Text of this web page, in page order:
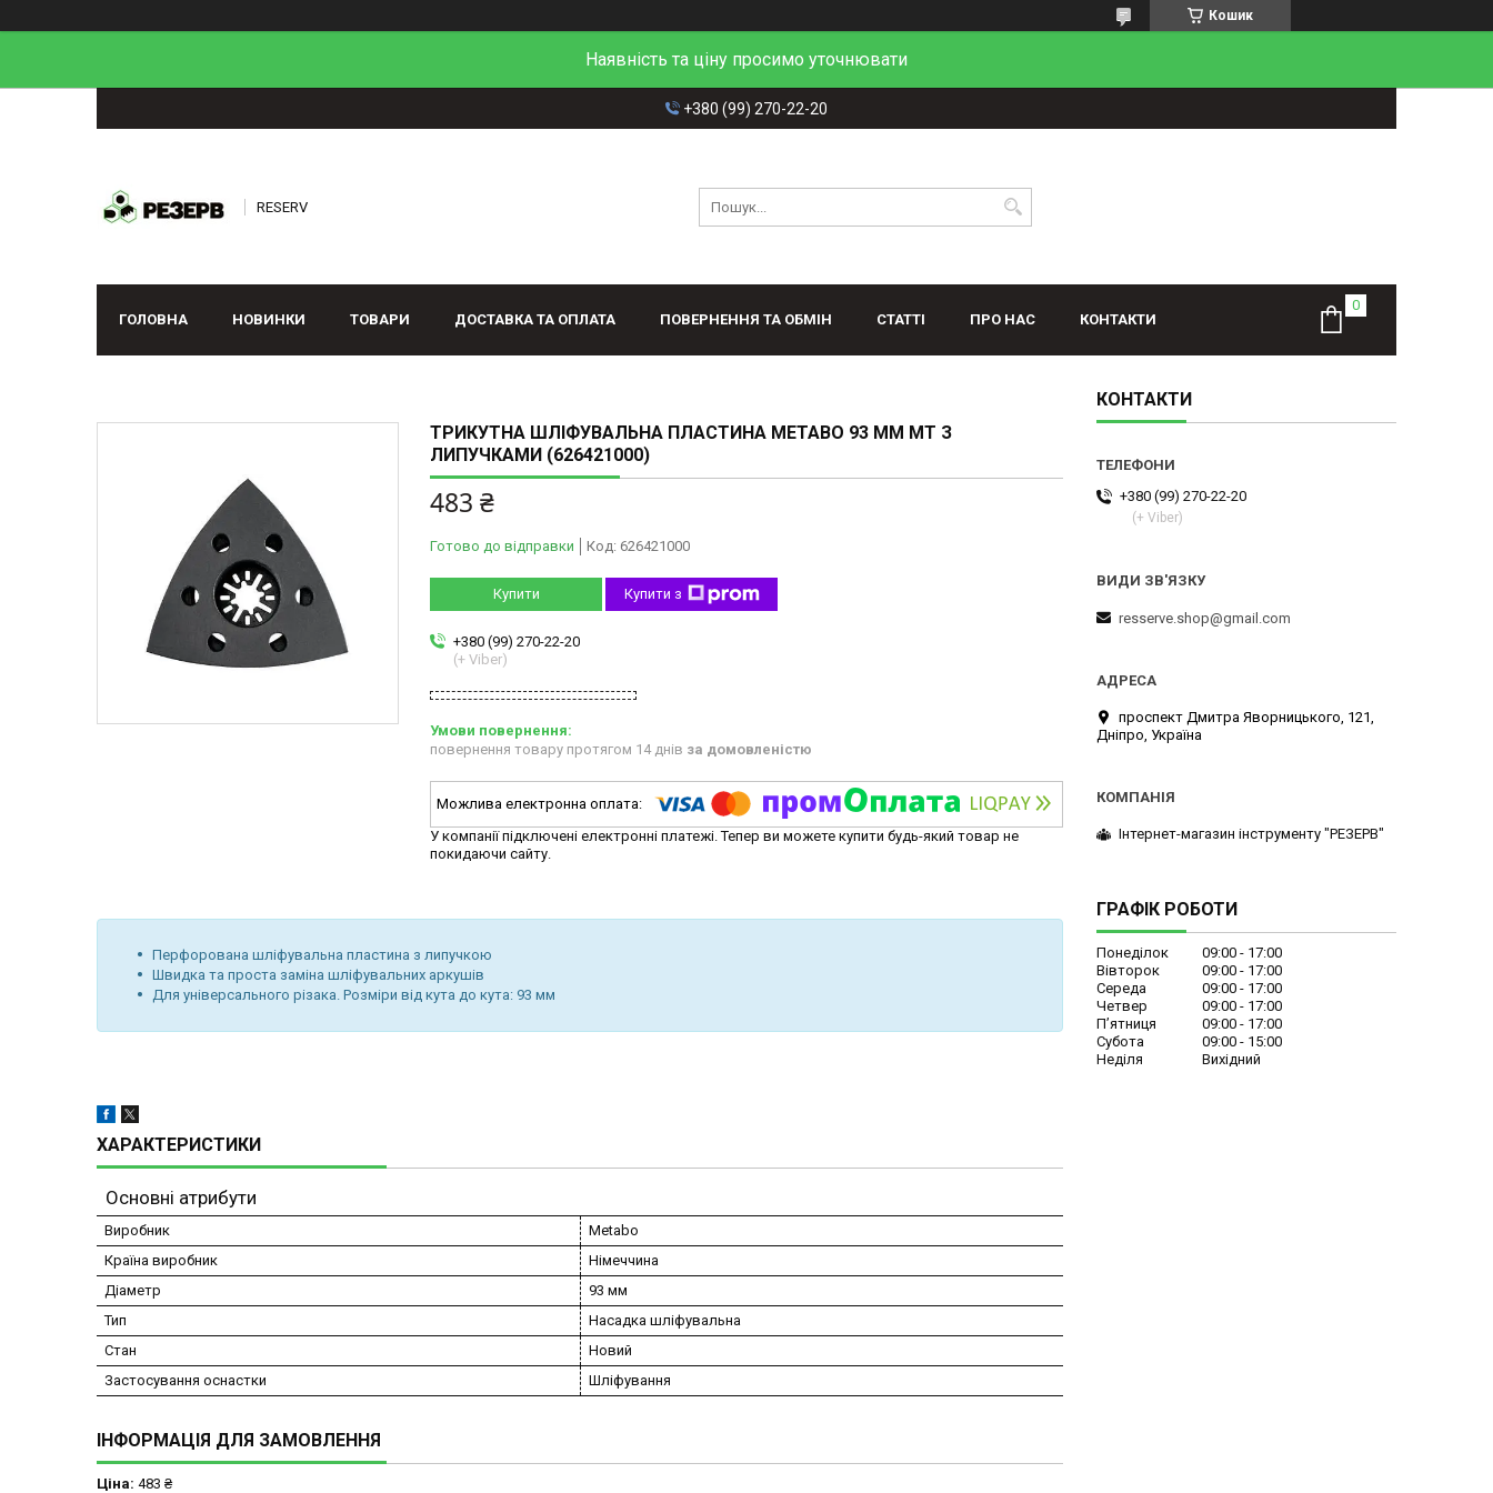
Кошик
Наявність та ціну просимо уточнювати
+380 (99) 270-22-20
RESERV
ГОЛОВНА НОВИНКИ ТОВАРИ ДОСТАВКА ТА ОПЛАТА ПОВЕРНЕННЯ ТА ОБМІН СТАТТІ ПРО НАС КОНТАКТИ
ТРИКУТНА ШЛІФУВАЛЬНА ПЛАСТИНА METABO 93 ММ MT З
ЛИПУЧКАМИ (626421000)
483 ₴
Готово до відправки Код: 626421000
Купити Купити з
+380 (99) 270-22-20
(+ Viber)
повернення товару протягом 14 днів за домовленістю
У компанії підключені електронні платежі. Тепер ви можете купити будь-який товар не
покидаючи сайту.
Перфорована шліфувальна пластина з липучкою
Швидка та проста заміна шліфувальних аркушів
Для універсального різака. Розміри від кута до кута: 93 мм
ХАРАКТЕРИСТИКИ
Основні атрибути
Виробник
Metabo
Країна виробник
Німеччина
Діаметр
93 мм
Тип
Насадка шліфувальна
Стан
Новий
Застосування оснастки
Шліфування
ІНФОРМАЦІЯ ДЛЯ ЗАМОВЛЕННЯ
Ціна: 483 ₴
КОНТАКТИ
+380 (99) 270-22-20
(+ Viber)
resserve.shop@gmail.com
проспект Дмитра Яворницького, 121,
Дніпро, Україна
Інтернет-магазин інструменту "РЕЗЕРВ"
ГРАФІК РОБОТИ
Понеділок 09:00
17:00
Вівторок
09:00
17:00
Середа
09:00
17:00
Четвер
09:00
17:00
Пʼятниця
09:00
17:00
Субота
09:00
15:00
Неділя
Вихідний